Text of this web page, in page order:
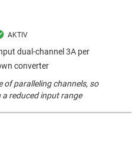
dual-channel 3A per
converter
of paralleling channels, so
reduced input range